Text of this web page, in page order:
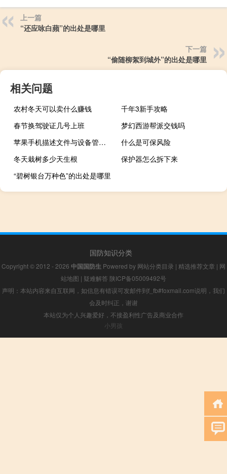
上一篇
“还应咏白蘋”的出处是哪里
下一篇
“偷随柳絮到城外”的出处是哪里
相关问题
农村冬天可以卖什么赚钱
千年3新手攻略
春节换驾驶证几号上班
梦幻西游帮派交钱吗
苹果手机描述文件与设备管理在哪
什么是可保风险
冬天栽树多少天生根
保护器怎么拆下来
“碧树银台万种色”的出处是哪里
国防知识分类
Copyright © 2012 - 2026 中国国防生 Powered by 网站分类目录 | 精选推荐文章 | 网
站地图 | 疑难解答 陕ICP备05009492号
声明：本站内容来自互联网，如信息有错误可发邮件到f_fb#foxmail.com说明，我们
会及时纠正，谢谢
本站仅为个人兴趣爱好，不接盈利性广告及商业合作
小男孩